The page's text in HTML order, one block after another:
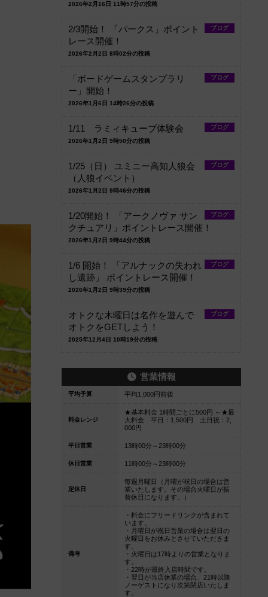
2026年2月16日 11時57分の投稿
ブログ
2/3開始！ 「パークス」ポイント
レース開催！
2026年2月2日 8時02分の投稿
ブログ
「ボードゲームスタンプラリ
ー」開始！
2026年1月6日 14時26分の投稿
ブログ
1/11 ラミィキューブ体験会
2026年1月2日 9時50分の投稿
ブログ
1/25（日） ユミニー高知人狼会
（人狼イベント）
2026年1月2日 9時46分の投稿
ブログ
1/20開始！ 「アークノヴァ サン
クチュアリ」ポイントレース開催！
2026年1月2日 9時44分の投稿
ブログ
1/6 開始！ 「アルナックの失われ
し遺跡」 ポイントレース開催！
2026年1月2日 9時39分の投稿
ブログ
オトクな木曜日は名作を遊んで
オトクをGETしよう！
2025年12月4日 10時19分の投稿
営業情報
平均予算 平均1,000円前後
料金レンジ
★基本料金 1時間ごとに500円 ～★最
大料金 平日：1,500円 土日祝：2,
000円
平日営業 13時00分～23時00分
休日営業 11時00分～23時00分
定休日
毎週月曜日（月曜が祝日の場合は営
業いたします。その場合火曜日が振
替休日になります。）
備考
・料金にフリードリンクが含まれて
います。
・月曜日が祝日営業の場合は翌日の
火曜日をお休みとさせていただきま
す。
・火曜日は17時よりの営業となりま
す。
・22時が最終入店時間です。
・翌日が当店休業の場合、21時以降
ノーゲストになり次第閉店いたしま
す。